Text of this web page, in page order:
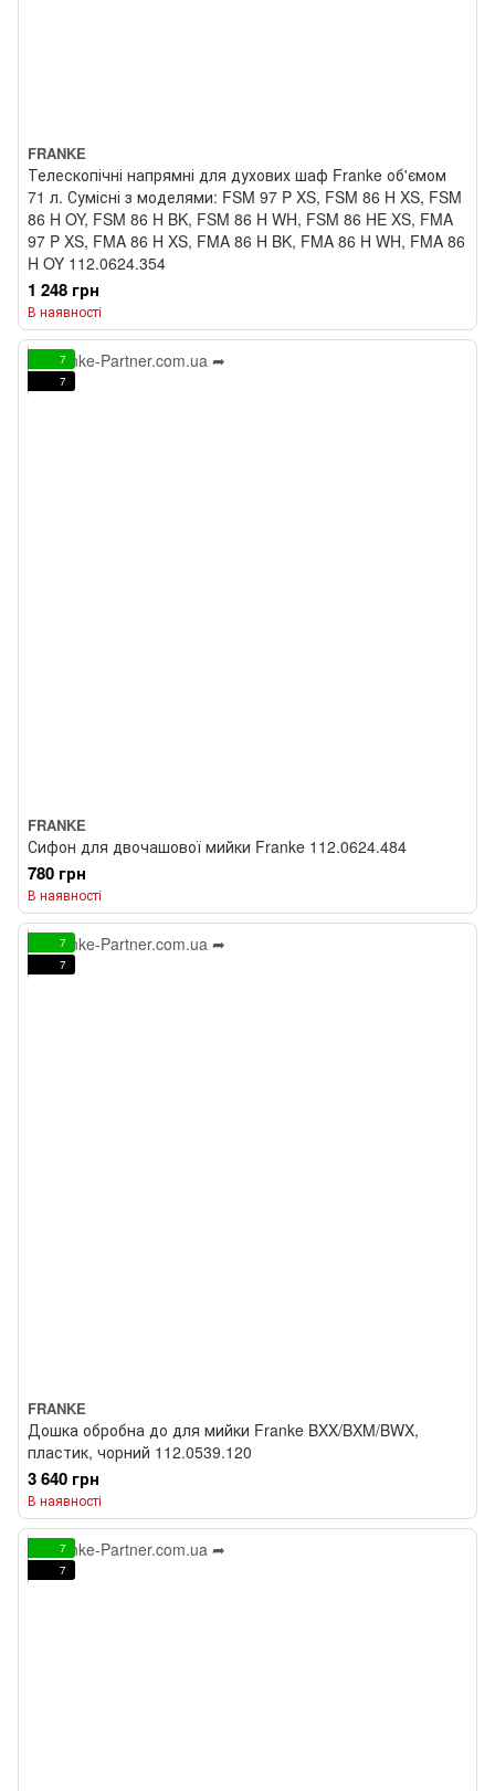
FRANKE
Телескопічні напрямні для духових шаф Franke об'ємом
71 л. Сумісні з моделями: FSM 97 P XS, FSM 86 H XS, FSM
86 H OY, FSM 86 H BK, FSM 86 H WH, FSM 86 HE XS, FMA
97 P XS, FMA 86 H XS, FMA 86 H BK, FMA 86 H WH, FMA 86
H OY 112.0624.354
1 248 грн
В наявності
7
7
FRANKE
Сифон для двочашової мийки Franke 112.0624.484
780 грн
В наявності
7
7
FRANKE
Дошка обробна до для мийки Franke BXX/BXM/BWX,
пластик, чорний 112.0539.120
3 640 грн
В наявності
7
7